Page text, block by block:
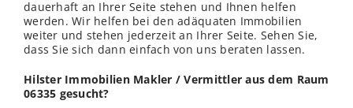
dauerhaft an Ihrer Seite stehen und Ihnen helfen
werden. Wir helfen bei den adäquaten Immobilien
weiter und stehen jederzeit an Ihrer Seite. Sehen Sie,
dass Sie sich dann einfach von uns beraten lassen.
Hilster Immobilien Makler / Vermittler aus dem Raum
06335 gesucht?